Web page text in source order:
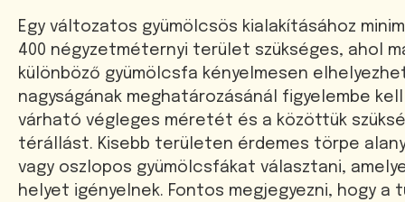
Egy változatos gyümölcsös kialakításához
400 négyzetméternyi terület szükséges, ahol
különböző gyümölcsfa kényelmesen
nagyságának meghatározásánál figyelembe
várható végleges méretét és a közöttük
térállást. Kisebb területen érdemes törpe
vagy oszlopos gyümölcsfákat választani,
helyet igényelnek. Fontos megjegyezni, hogy a